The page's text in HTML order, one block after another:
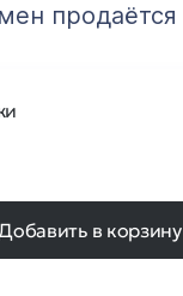
продаётся
в корзину